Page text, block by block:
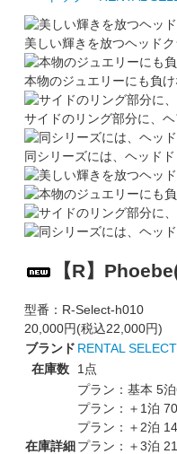
美しい輝きを放つヘッド
本物のジュエリーにも負
サイドのリング部分に、
同シリーズには、ヘッド
【R】
型番： R-Select-h010
20,000円(税込22,000円)
ブランド RENTAL
在庫数
1点
在庫詳細
プラン：基本 5
プラン：＋1泊
プラン：＋2泊
プラン：＋3泊